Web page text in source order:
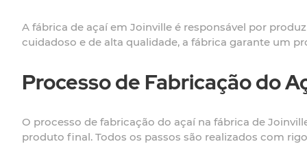
A fábrica de açaí em Joinville é responsável por
cuidadoso e de alta qualidade, a fábrica garante um
Processo de Fabricação do
O processo de fabricação do açaí na fábrica de
produto final. Todos os passos são realizados com